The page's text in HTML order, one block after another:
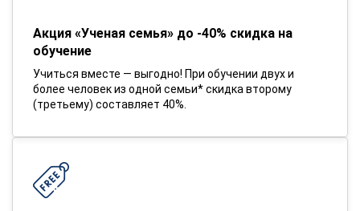
Акция «Ученая семья» до -40% скидка на
обучение
Учиться вместе — выгодно! При обучении двух и
более человек из одной семьи* скидка второму
(третьему) составляет 40%.